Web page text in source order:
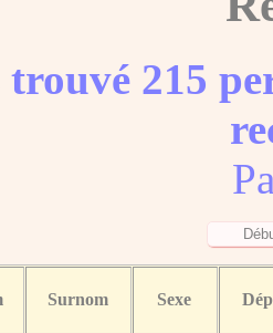
trouvé 215
Surnom Sexe